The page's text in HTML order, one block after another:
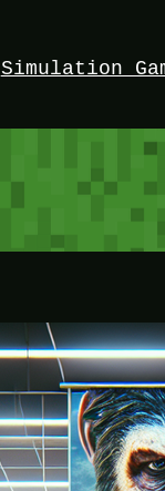
Simulation